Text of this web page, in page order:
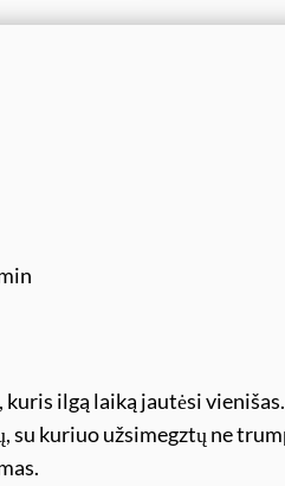
ilgą laiką jautėsi
su kuriuo užsimegztų ne